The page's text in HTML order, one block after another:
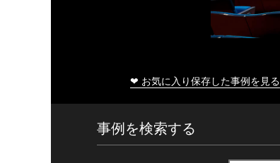
❤ お気に入り保存した事例を見る
事例を検索する